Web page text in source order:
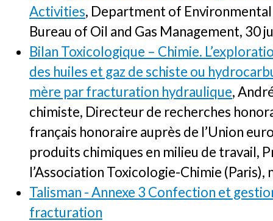
Activities, Department of
Bureau of Oil and Gas Management, 30
Bilan Toxicologique – Chimie.
des huiles et gaz de schiste ou
mère par fracturation hydraulique,
chimiste, Directeur de recherches
français honoraire auprès de l’Union
produits chimiques en milieu de travail,
l’Association Toxicologie-Chimie (Paris),
Talisman - Annexe 3 Confection et
fracturation